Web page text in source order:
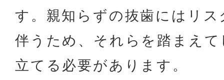
す。親知らずの抜歯にはリ
伴うため、それらを踏まえ
立てる必要があります。